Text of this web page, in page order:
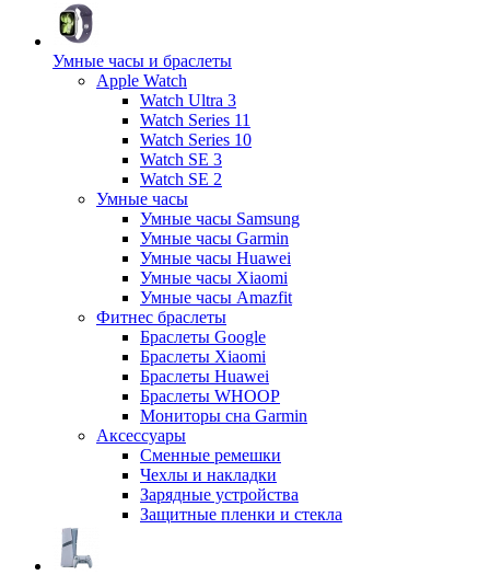
Умные часы и браслеты
Apple Watch
Watch Ultra 3
Watch Series 11
Watch Series 10
Watch SE 3
Watch SE 2
Умные часы
Умные часы Samsung
Умные часы Garmin
Умные часы Huawei
Умные часы Xiaomi
Умные часы Amazfit
Фитнес браслеты
Браслеты Google
Браслеты Xiaomi
Браслеты Huawei
Браслеты WHOOP
Мониторы сна Garmin
Аксессуары
Сменные ремешки
Чехлы и накладки
Зарядные устройства
Защитные пленки и стекла